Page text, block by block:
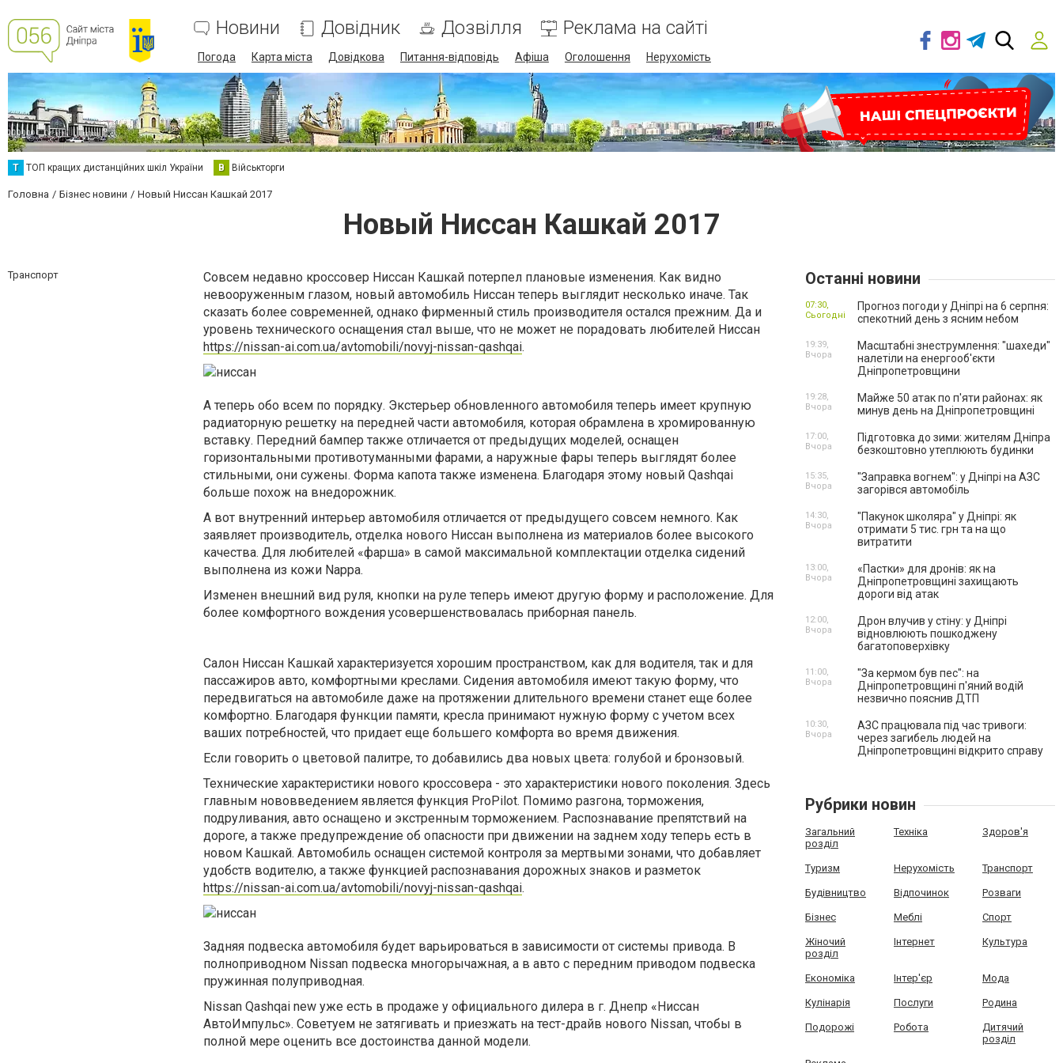
Новини Довідник Дозвілля Реклама на сайті
Погода Карта міста Довідкова Питання-відповідь Афіша Оголошення Нерухомість
Т ТОП кращих дистанційних шкіл України В Військторги
Головна Бізнес новини Новый Ниссан Кашкай 2017
Новый Ниссан Кашкай 2017
Транспорт
Совсем недавно кроссовер Ниссан Кашкай потерпел плановые изменения. Как видно
невооруженным глазом, новый автомобиль Ниссан теперь выглядит несколько иначе. Так
сказать более современней, однако фирменный стиль производителя остался прежним. Да и
уровень технического оснащения стал выше, что не может не порадовать любителей Ниссан
https://nissan-ai.com.ua/avtomobili/novyj-nissan-qashqai.
А теперь обо всем по порядку. Экстерьер обновленного автомобиля теперь имеет крупную
радиаторную решетку на передней части автомобиля, которая обрамлена в хромированную
вставку. Передний бампер также отличается от предыдущих моделей, оснащен
горизонтальными противотуманными фарами, а наружные фары теперь выглядят более
стильными, они сужены. Форма капота также изменена. Благодаря этому новый Qashqai
больше похож на внедорожник.
А вот внутренний интерьер автомобиля отличается от предыдущего совсем немного. Как
заявляет производитель, отделка нового Ниссан выполнена из материалов более высокого
качества. Для любителей «фарша» в самой максимальной комплектации отделка сидений
выполнена из кожи Nappa.
Изменен внешний вид руля, кнопки на руле теперь имеют другую форму и расположение. Для
более комфортного вождения усовершенствовалась приборная панель.
Салон Ниссан Кашкай характеризуется хорошим пространством, как для водителя, так и для
пассажиров авто, комфортными креслами. Сидения автомобиля имеют такую форму, что
передвигаться на автомобиле даже на протяжении длительного времени станет еще более
комфортно. Благодаря функции памяти, кресла принимают нужную форму с учетом всех
ваших потребностей, что придает еще большего комфорта во время движения.
Если говорить о цветовой палитре, то добавились два новых цвета: голубой и бронзовый.
Технические характеристики нового кроссовера - это характеристики нового поколения. Здесь
главным нововведением является функция ProPilot. Помимо разгона, торможения,
подруливания, авто оснащено и экстренным торможением. Распознавание препятствий на
дороге, а также предупреждение об опасности при движении на заднем ходу теперь есть в
новом Кашкай. Автомобиль оснащен системой контроля за мертвыми зонами, что добавляет
удобств водителю, а также функцией распознавания дорожных знаков и разметок
https://nissan-ai.com.ua/avtomobili/novyj-nissan-qashqai.
Задняя подвеска автомобиля будет варьироваться в зависимости от системы привода. В
полноприводном Nissan подвеска многорычажная, а в авто с передним приводом подвеска
пружинная полуприводная.
Nissan Qashqai new уже есть в продаже у официального дилера в г. Днепр «Ниссан
АвтоИмпульс». Советуем не затягивать и приезжать на тест-драйв нового Nissan, чтобы в
полной мере оценить все достоинства данной модели.
Останні новини
Прогноз погоди у Дніпрі на 6 серпня:
спекотний день з ясним небом
07:30,
Сьогодні
Масштабні знеструмлення: "шахеди"
налетіли на енергооб'єкти
Дніпропетровщини
19:39,
Вчора
Майже 50 атак по п'яти районах: як
минув день на Дніпропетровщині
19:28,
Вчора
Підготовка до зими: жителям Дніпра
безкоштовно утеплюють будинки
17:00,
Вчора
"Заправка вогнем": у Дніпрі на АЗС
загорівся автомобіль
15:35,
Вчора
"Пакунок школяра" у Дніпрі: як
отримати 5 тис. грн та на що
витратити
14:30,
Вчора
«Пастки» для дронів: як на
Дніпропетровщині захищають
дороги від атак
13:00,
Вчора
Дрон влучив у стіну: у Дніпрі
відновлюють пошкоджену
багатоповерхівку
12:00,
Вчора
"За кермом був пес": на
Дніпропетровщині п'яний водій
незвично пояснив ДТП
11:00,
Вчора
АЗС працювала під час тривоги:
через загибель людей на
Дніпропетровщині відкрито справу
10:30,
Вчора
Рубрики новин
Загальний
розділ
Техніка Здоров'я
Туризм Нерухомість Транспорт
Будівництво Відпочинок Розваги
Бізнес Меблі Спорт
Жіночий
розділ
Інтернет Культура
Економіка Інтер'єр Мода
Кулінарія Послуги Родина
Подорожі Робота
Дитячий
розділ